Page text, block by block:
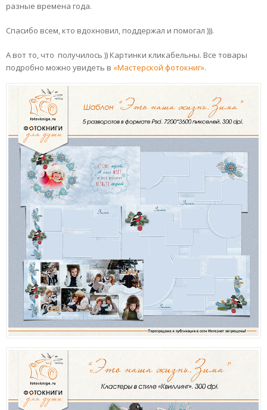
разные времена года.
Спасибо всем, кто вдохновил, поддержал и помогал ))).
А вот то, что получилось )) Картинки кликабельны. Все товары
подробно можно увидеть в «Мастерской фотокниг».